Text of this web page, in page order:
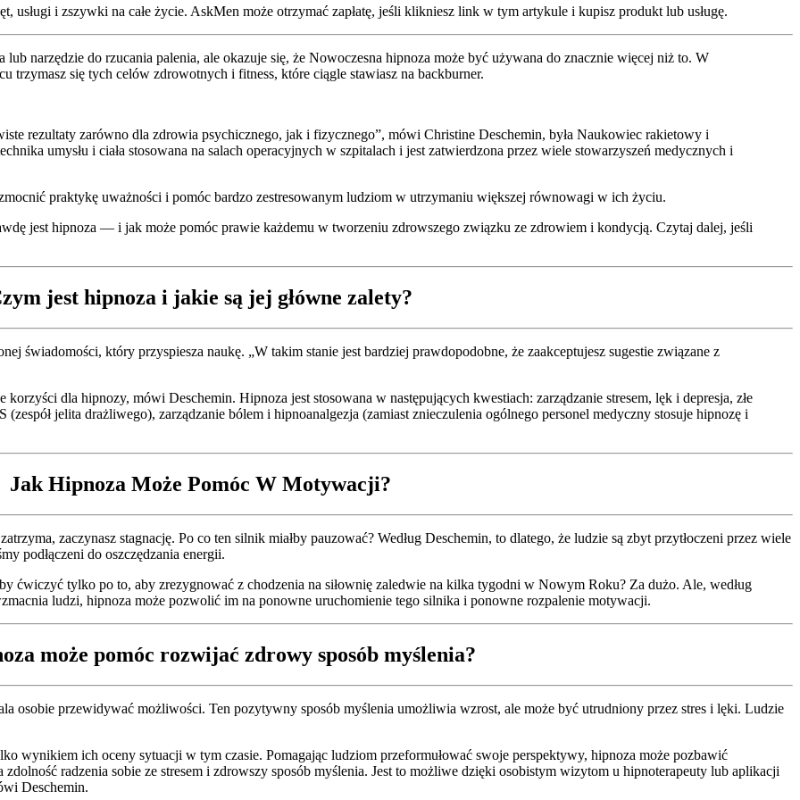
usługi i zszywki na całe życie. AskMen może otrzymać zapłatę, jeśli klikniesz link w tym artykule i kupisz produkt lub usługę.
lub narzędzie do rzucania palenia, ale okazuje się, że Nowoczesna hipnoza może być używana do znacznie więcej niż to. W
trzymasz się tych celów zdrowotnych i fitness, które ciągle stawiasz na backburner.
rezultaty zarówno dla zdrowia psychicznego, jak i fizycznego”, mówi Christine Deschemin, była Naukowiec rakietowy i
umysłu i ciała stosowana na salach operacyjnych w szpitalach i jest zatwierdzona przez wiele stowarzyszeń medycznych i
praktykę uważności i pomóc bardzo zestresowanym ludziom w utrzymaniu większej równowagi w ich życiu.
jest hipnoza — i jak może pomóc prawie każdemu w tworzeniu zdrowszego związku ze zdrowiem i kondycją. Czytaj dalej, jeśli
jest hipnoza i jakie są jej główne zalety?
świadomości, który przyspiesza naukę. „W takim stanie jest bardziej prawdopodobne, że zaakceptujesz sugestie związane z
dla hipnozy, mówi Deschemin. Hipnoza jest stosowana w następujących kwestiach: zarządzanie stresem, lęk i depresja, złe
jelita drażliwego), zarządzanie bólem i hipnoanalgezja (zamiast znieczulenia ogólnego personel medyczny stosuje hipnozę i
Jak Hipnoza Może Pomóc W Motywacji?
zaczynasz stagnację. Po co ten silnik miałby pauzować? Według Deschemin, to dlatego, że ludzie są zbyt przytłoczeni przez wiele
podłączeni do oszczędzania energii.
ćwiczyć tylko po to, aby zrezygnować z chodzenia na siłownię zaledwie na kilka tygodni w Nowym Roku? Za dużo. Ale, według
ludzi, hipnoza może pozwolić im na ponowne uruchomienie tego silnika i ponowne rozpalenie motywacji.
może pomóc rozwijać zdrowy sposób myślenia?
osobie przewidywać możliwości. Ten pozytywny sposób myślenia umożliwia wzrost, ale może być utrudniony przez stres i lęki. Ludzie
wynikiem ich oceny sytuacji w tym czasie. Pomagając ludziom przeformułować swoje perspektywy, hipnoza może pozbawić
radzenia sobie ze stresem i zdrowszy sposób myślenia. Jest to możliwe dzięki osobistym wizytom u hipnoterapeuty lub aplikacji
Deschemin.